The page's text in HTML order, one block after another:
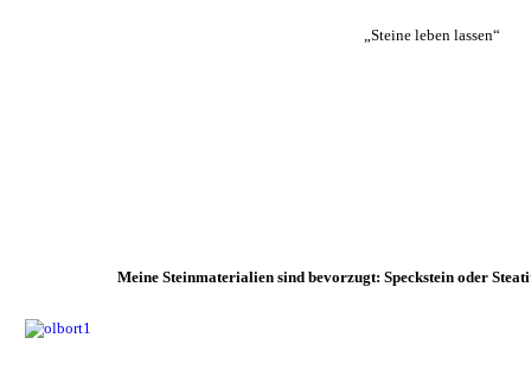
„Steine leben lassen“
Meine Steinmaterialien sind bevorzugt: Speckstein oder